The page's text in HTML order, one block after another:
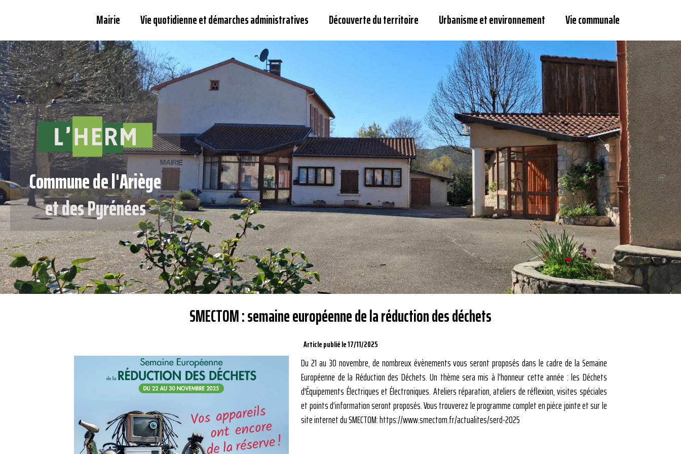
Mairie Vie quotidienne et démarches administratives Découverte du territoire Urbanisme et environnement Vie communale
Commune de l'Ariège
et des Pyrénées
SMECTOM : semaine européenne de la réduction des déchets
Article publié le 17/11/2025
Du 21 au 30 novembre, de nombreux évènements vous seront proposés dans le cadre de la Semaine
Européenne de la Réduction des Déchets. Un thème sera mis à l’honneur cette année : les Déchets
d'Équipements Électriques et Électroniques. Ateliers réparation, ateliers de réflexion, visites spéciales
et points d’information seront proposés. Vous trouverez le programme complet en pièce jointe et sur le
site internet du SMECTOM: https://www.smectom.fr/actualites/serd-2025